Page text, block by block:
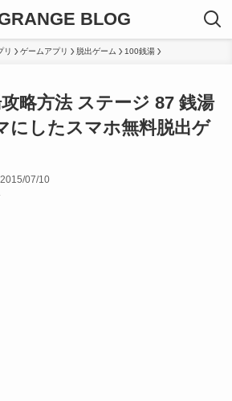
BLOG
リ ゲームアプリ 脱出ゲーム 100銭湯
略方法 ステージ 87 銭湯
にしたスマホ無料脱出ゲ
2015/07/10